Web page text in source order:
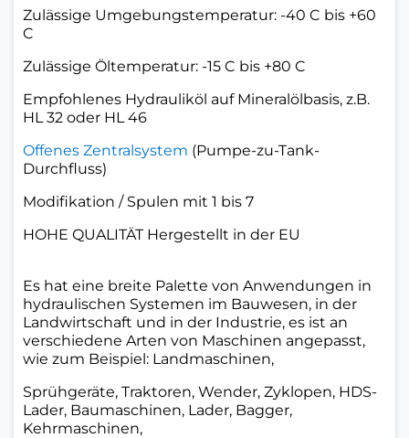
Zulässige Umgebungstemperatur: -40 C bis +60
C
Zulässige Öltemperatur: -15 C bis +80 C
Empfohlenes Hydrauliköl auf Mineralölbasis, z.B.
HL 32 oder HL 46
Offenes Zentralsystem (Pumpe-zu-Tank-
Durchfluss)
Modifikation / Spulen mit 1 bis 7
HOHE QUALITÄT Hergestellt in der EU
Es hat eine breite Palette von Anwendungen in
hydraulischen Systemen im Bauwesen, in der
Landwirtschaft und in der Industrie, es ist an
verschiedene Arten von Maschinen angepasst,
wie zum Beispiel: Landmaschinen,
Sprühgeräte, Traktoren, Wender, Zyklopen, HDS-
Lader, Baumaschinen, Lader, Bagger,
Kehrmaschinen,